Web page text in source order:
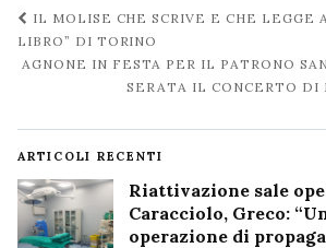
Navigazione
post
IL MOLISE CHE SCRIVE E CHE LEGGE
LIBRO” DI TORINO
AGNONE IN FESTA PER IL PATRONO
SERATA IL CONCERTO DI
ARTICOLI RECENTI
Riattivazione sale
Caracciolo, Greco:
operazione di